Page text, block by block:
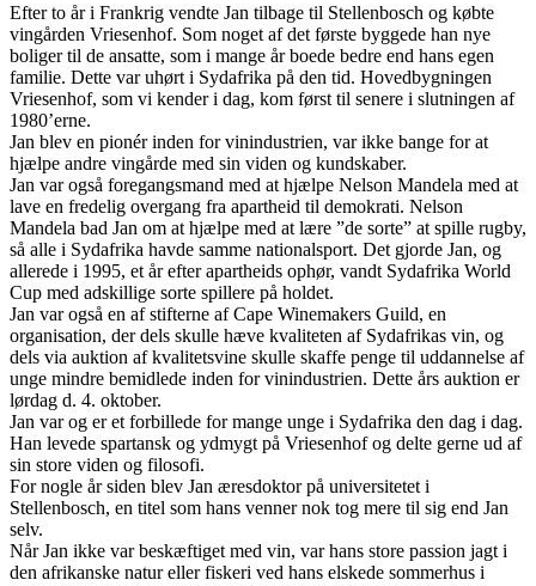
Efter to år i Frankrig vendte Jan tilbage til Stellenbosch og købte
vingården Vriesenhof. Som noget af det første byggede han nye
boliger til de ansatte, som i mange år boede bedre end hans egen
familie. Dette var uhørt i Sydafrika på den tid. Hovedbygningen
Vriesenhof, som vi kender i dag, kom først til senere i slutningen af
1980’erne.
Jan blev en pionér inden for vinindustrien, var ikke bange for at
hjælpe andre vingårde med sin viden og kundskaber.
Jan var også foregangsmand med at hjælpe Nelson Mandela med at
lave en fredelig overgang fra apartheid til demokrati. Nelson
Mandela bad Jan om at hjælpe med at lære ”de sorte” at spille rugby,
så alle i Sydafrika havde samme nationalsport. Det gjorde Jan, og
allerede i 1995, et år efter apartheids ophør, vandt Sydafrika World
Cup med adskillige sorte spillere på holdet.
Jan var også en af stifterne af Cape Winemakers Guild, en
organisation, der dels skulle hæve kvaliteten af Sydafrikas vin, og
dels via auktion af kvalitetsvine skulle skaffe penge til uddannelse af
unge mindre bemidlede inden for vinindustrien. Dette års auktion er
lørdag d. 4. oktober.
Jan var og er et forbillede for mange unge i Sydafrika den dag i dag.
Han levede spartansk og ydmygt på Vriesenhof og delte gerne ud af
sin store viden og filosofi.
For nogle år siden blev Jan æresdoktor på universitetet i
Stellenbosch, en titel som hans venner nok tog mere til sig end Jan
selv.
Når Jan ikke var beskæftiget med vin, var hans store passion jagt i
den afrikanske natur eller fiskeri ved hans elskede sommerhus i